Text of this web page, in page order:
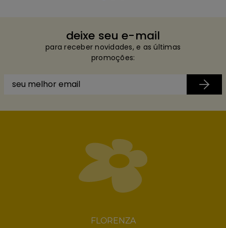
deixe seu e-mail
para receber novidades, e as últimas
promoções:
FLORENZA